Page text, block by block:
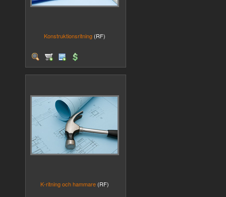
Konstruktionsritning (RF)
K-ritning och hammare (RF)